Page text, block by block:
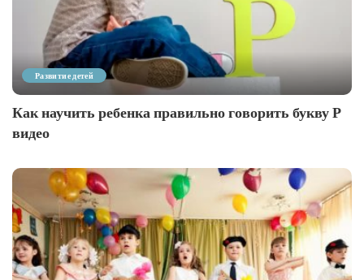
Развитие детей
Как научить ребенка правильно говорить букву Р
видео